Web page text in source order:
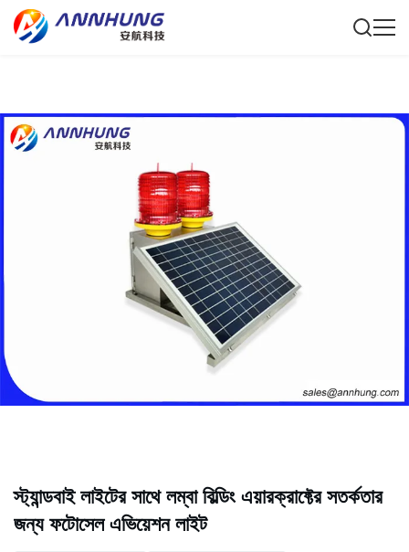
স্ট্যান্ডবাই লাইটের সাথে লম্বা বিল্ডিং এয়ারক্রাফ্টের সতর্কতার
জন্য ফটোসেল এভিয়েশন লাইট